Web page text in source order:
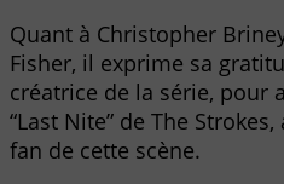
Quant à Christopher
Fisher, il exprime sa
créatrice de la série, pour
“Last Nite” de The
fan de cette scène.